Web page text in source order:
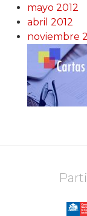
mayo 2012
abril 2012
noviembre